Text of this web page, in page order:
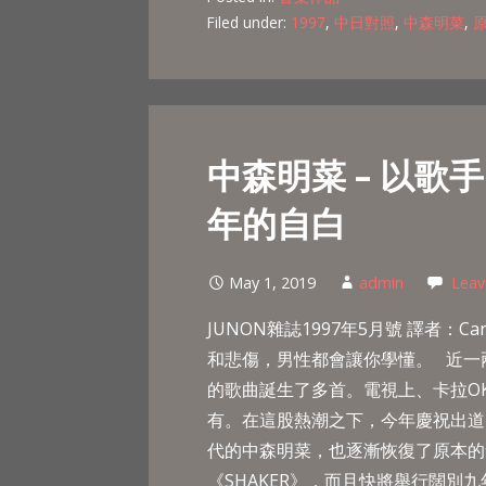
Filed under: 1997,中日對照,中森明菜,
中森明菜 – 以歌
年的自白
May 1, 2019 admin
JUNON雜誌1997年5月號 譯者：
和悲傷，男性都會讓你學懂。 近
的歌曲誕生了多首。電視上、卡拉
有。在這股熱潮之下，今年慶祝出
代的中森明菜，也逐漸恢復了原本
《SHAKER》，而且快將舉行闊別